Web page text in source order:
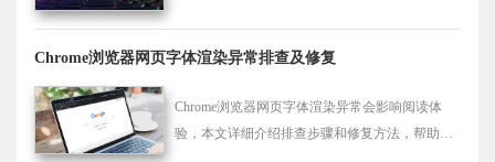
Chrome浏览器网页字体渲染异常排查及修复
Chrome浏览器网页字体渲染异常会影响阅读体
验，本文详细介绍排查步骤和修复方法，帮助用